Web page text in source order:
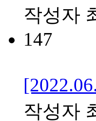
작성자
147
작성자